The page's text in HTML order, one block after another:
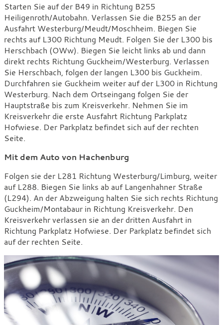
Starten Sie auf der B49 in Richtung B255
Heiligenroth/Autobahn. Verlassen Sie die B255 an der
Ausfahrt Westerburg/Meudt/Moschheim. Biegen Sie
rechts auf L300 Richtung Meudt. Folgen Sie der L300 bis
Herschbach (OWw). Biegen Sie leicht links ab und dann
direkt rechts Richtung Guckheim/Westerburg. Verlassen
Sie Herschbach, folgen der langen L300 bis Guckheim.
Durchfahren sie Guckheim weiter auf der L300 in Richtung
Westerburg. Nach dem Ortseingang folgen Sie der
Hauptstraße bis zum Kreisverkehr. Nehmen Sie im
Kreisverkehr die erste Ausfahrt Richtung Parkplatz
Hofwiese. Der Parkplatz befindet sich auf der rechten
Seite.
Mit dem Auto von Hachenburg
Folgen sie der L281 Richtung Westerburg/Limburg, weiter
auf L288. Biegen Sie links ab auf Langenhahner Straße
(L294). An der Abzweigung halten Sie sich rechts Richtung
Guckheim/Montabaur in Richtung Kreisverkehr. Den
Kreisverkehr verlassen sie an der dritten Ausfahrt in
Richtung Parkplatz Hofwiese. Der Parkplatz befindet sich
auf der rechten Seite.